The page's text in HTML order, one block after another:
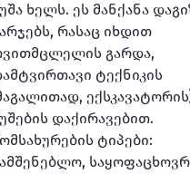
ხელს. ეს მანქანა
რასაც იხდით
გარდა,
ტექნიკის
დაქირავებით.
ტიპები: